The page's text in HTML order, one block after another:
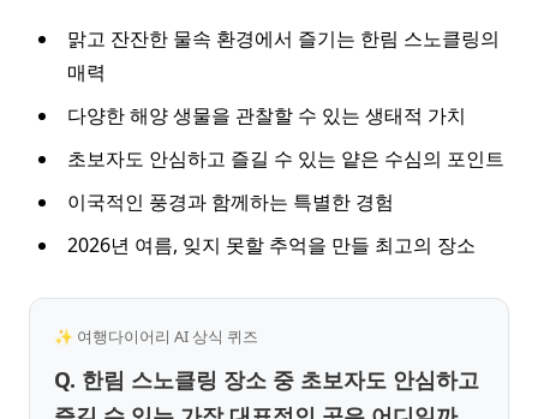
맑고 잔잔한 물속 환경에서 즐기는 한림 스노클링의
매력
다양한 해양 생물을 관찰할 수 있는 생태적 가치
초보자도 안심하고 즐길 수 있는 얕은 수심의 포인트
이국적인 풍경과 함께하는 특별한 경험
2026년 여름, 잊지 못할 추억을 만들 최고의 장소
✨ 여행다이어리 AI 상식 퀴즈
Q. 한림 스노클링 장소 중 초보자도 안심하고